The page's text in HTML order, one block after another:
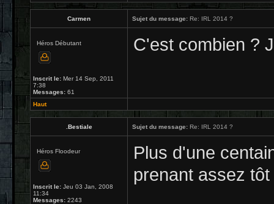
Carmen Sujet du message: Re: IRL 2014 ?
Héros Débutant
Inscrit le: Mer 14 Sep, 2011
7:38
Messages: 61
C'est combien ?
Haut
.Bestiale Sujet du message: Re: IRL 2014 ?
Héros Floodeur
Inscrit le: Jeu 03 Jan, 2008
11:34
Messages: 2243
Plus d'une
prenant assez